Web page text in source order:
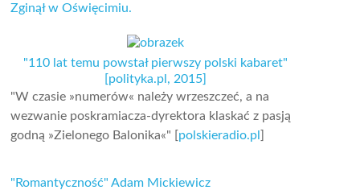
Zginął w Oświęcimiu.
"110 lat temu powstał pierwszy polski kabaret"
[polityka.pl, 2015]
"W czasie »numerów« należy wrzeszczeć, a na
wezwanie poskramiacza-dyrektora klaskać z pasją
godną »Zielonego Balonika«" [ polskieradio.pl
"Romantyczność" Adam Mickiewicz